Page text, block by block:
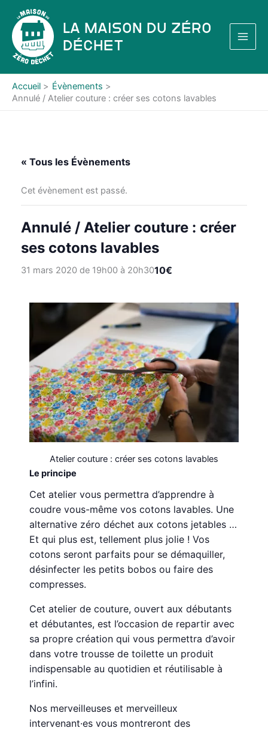
contenu
La Maison du Zéro
Déchet
Accueil
Évènements
Annulé / Atelier couture : créer ses cotons lavables
« Tous les Évènements
Cet évènement est passé.
Annulé / Atelier couture : créer
ses cotons lavables
31 mars 2020 de 19h00à 20h3010€
Atelier couture : créer ses cotons lavables
Le principe
Cet atelier vous permettra d’apprendre à
coudre vous-même vos cotons lavables. Une
alternative zéro déchet aux cotons jetables …
Et qui plus est, tellement plus jolie ! Vos
cotons seront parfaits pour se démaquiller,
désinfecter les petits bobos ou faire des
compresses.
Cet atelier de couture, ouvert aux débutants
et débutantes, est l’occasion de repartir avec
sa propre création qui vous permettra d’avoir
dans votre trousse de toilette un produit
indispensable au quotidien et réutilisable à
l’infini.
Nos merveilleuses et merveilleux
intervenant·es vous montreront des